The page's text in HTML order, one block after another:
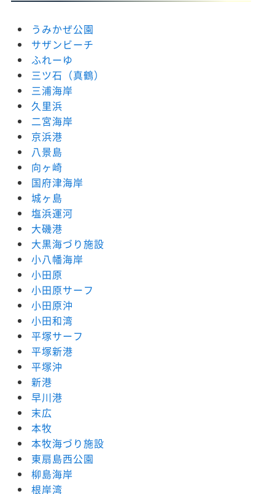
うみかぜ公園
サザンビーチ
ふれーゆ
三ツ石（真鶴）
三浦海岸
久里浜
二宮海岸
京浜港
八景島
向ヶ崎
国府津海岸
城ヶ島
塩浜運河
大磯港
大黒海づり施設
小八幡海岸
小田原
小田原サーフ
小田原沖
小田和湾
平塚サーフ
平塚新港
平塚沖
新港
早川港
末広
本牧
本牧海づり施設
東扇島西公園
柳島海岸
根岸湾